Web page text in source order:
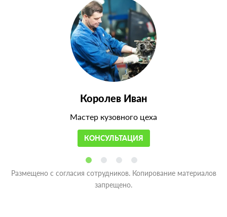
Королев Иван
Мастер кузовного цеха
КОНСУЛЬТАЦИЯ
Размещено с согласия сотрудников. Копирование материалов
запрещено.